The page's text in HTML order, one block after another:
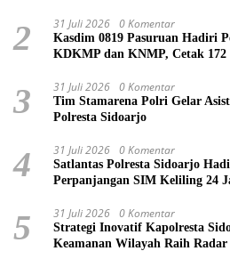
2 31 Juli 2026 0 Komentar
Kasdim 0819 Pasuruan Hadiri
KDKMP dan KNMP, Cetak 172
3 31 Juli 2026 0 Komentar
Tim Stamarena Polri Gelar
Polresta Sidoarjo
4 31 Juli 2026 0 Komentar
Satlantas Polresta Sidoarjo
Perpanjangan SIM Keliling 24
5 31 Juli 2026 0 Komentar
Strategi Inovatif Kapolresta
Keamanan Wilayah Raih